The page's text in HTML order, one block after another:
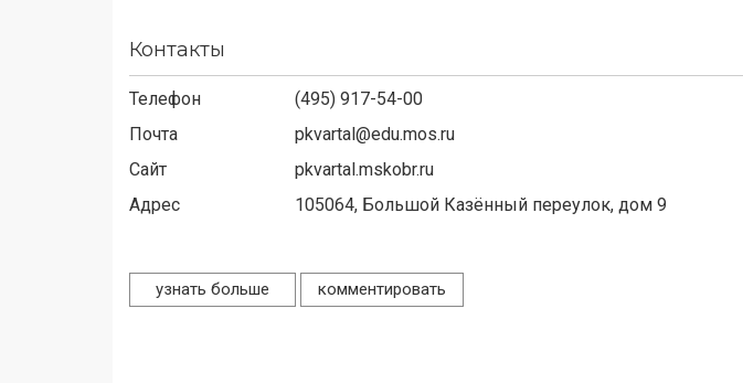
Контакты
Телефон
(495) 917-54-00
Почта
pkvartal@edu.mos.ru
Сайт
pkvartal.mskobr.ru
Адрес
105064, Большой Казённый переулок, дом 9
узнать больше комментировать